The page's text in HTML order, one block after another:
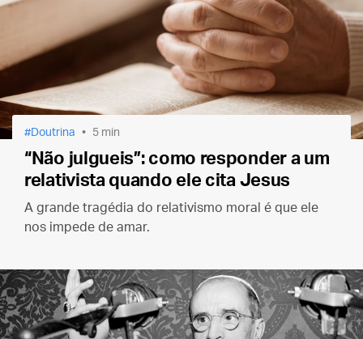
Doutrina 5 min
“Não julgueis”: como responder a um
relativista quando ele cita Jesus
A grande tragédia do relativismo moral é que ele
nos impede de amar.